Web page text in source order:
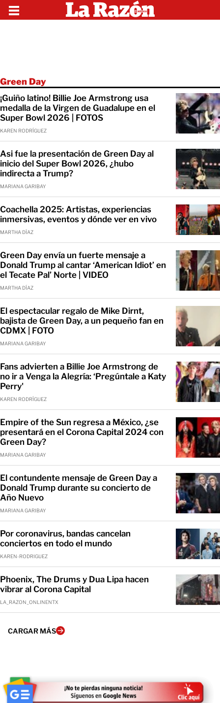
Green Day
¡Guiño latino! Billie Joe Armstrong usa
medalla de la Virgen de Guadalupe en el
Super Bowl 2026 | FOTOS
KAREN RODRÍGUEZ
Asi fue la presentación de Green Day al
inicio del Super Bowl 2026, ¿hubo
indirecta a Trump?
MARIANA GARIBAY
Coachella 2025: Artistas, experiencias
inmersivas, eventos y dónde ver en vivo
MARTHA DÍAZ
Green Day envía un fuerte mensaje a
Donald Trump al cantar ‘American Idiot’ en
el Tecate Pal’ Norte | VIDEO
MARTHA DÍAZ
El espectacular regalo de Mike Dirnt,
bajista de Green Day, a un pequeño fan en
CDMX | FOTO
MARIANA GARIBAY
Fans advierten a Billie Joe Armstrong de
no ir a Venga la Alegría: ‘Pregúntale a Katy
Perry'
KAREN RODRÍGUEZ
Empire of the Sun regresa a México, ¿se
presentará en el Corona Capital 2024 con
Green Day?
MARIANA GARIBAY
El contundente mensaje de Green Day a
Donald Trump durante su concierto de
Año Nuevo
MARIANA GARIBAY
Por coronavirus, bandas cancelan
conciertos en todo el mundo
KAREN-RODRIGUEZ
Phoenix, The Drums y Dua Lipa hacen
vibrar al Corona Capital
LA_RAZON_ONLINENTX
CARGAR MÁS